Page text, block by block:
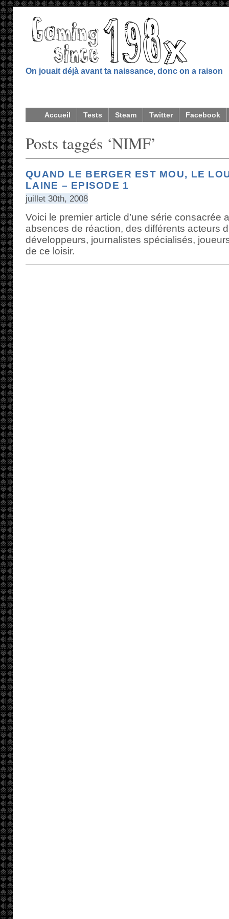
On jouait déjà avant ta naissance, donc on a raison
Accueil Tests Steam Twitter Facebook
Posts taggés ‘NIMF’
QUAND LE BERGER EST MOU, LE
LAINE – EPISODE 1
juillet 30th, 2008
Voici le premier article d’une série consacrée
absences de réaction, des différents acteurs
développeurs, journalistes spécialisés,
de ce loisir.